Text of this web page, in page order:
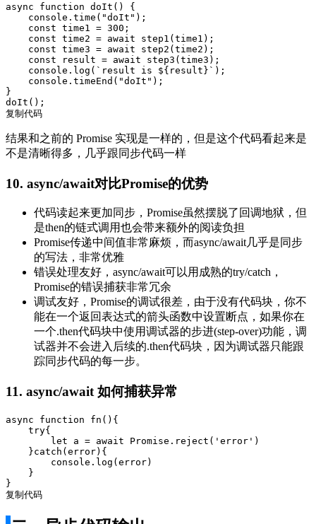
async function doIt () {
console .time( "doIt" );
const time1 = 300 ;
const time2 = await step1(time1);
const time3 = await step2(time2);
const result = await step3(time3);
console .log( `result is ${result} ` );
console .timeEnd( "doIt" );
}
复制代码
结果和之前的 Promise 实现是一样的，但是这个代码看起来是
不是清晰得多，几乎跟同步代码一样
10. async/await对比Promise的优势
代码读起来更加同步，Promise虽然摆脱了回调地狱，但
是then的链式调⽤也会带来额外的阅读负担
Promise传递中间值⾮常麻烦，⽽async/await⼏乎是同步
的写法，⾮常优雅
错误处理友好，async/await可以⽤成熟的try/catch，
Promise的错误捕获⾮常冗余
调试友好，Promise的调试很差，由于没有代码块，你不
能在⼀个返回表达式的箭头函数中设置断点，如果你在
⼀个.then代码块中使⽤调试器的步进(step-over)功能，调
试器并不会进⼊后续的.then代码块，因为调试器只能跟
踪同步代码的每⼀步。
11. async/await 如何捕获异常
async function fn () {
try{
let a = await Promise .reject( 'error' )
    }
catch (error){
console .log(error)
    }
复制代码